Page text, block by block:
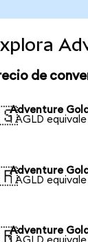
de
Adventure
1 AGLD
Adventure
1 AGLD
Adventure